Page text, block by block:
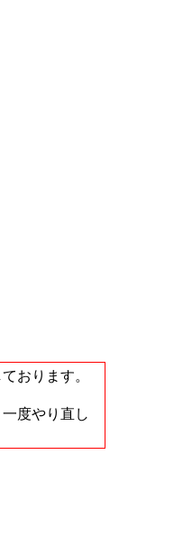
おります。
度やり直し